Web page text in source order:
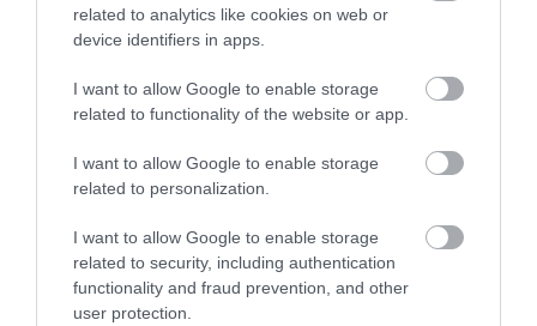
related to analytics like cookies on web or
device identifiers in apps.
I want to allow Google to enable storage
related to functionality of the website or app.
I want to allow Google to enable storage
related to personalization.
I want to allow Google to enable storage
related to security, including authentication
functionality and fraud prevention, and other
user protection.
Figyelmedbe ajánljuk!
Ismét többet kell
fizetnünk a Ryanair járatain, az utasok nem
Wilson korábban azt mondta, hogy az Aena túlzott
reptéri díjai továbbra is károsítják Spanyolország
helyi repülőtereit, korlátozza növekedésüket, és